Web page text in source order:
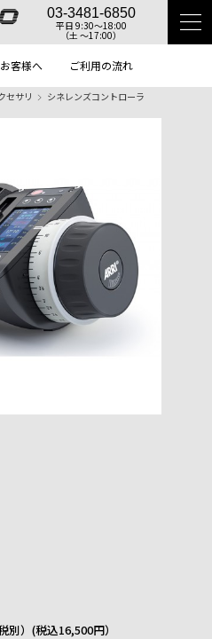
03-3481-6850
平日 9:30〜18:00
（土 〜17:00）
客様へ ご利用の流れ
セサリ シネレンズコントローラ
別） (税込16,500円）